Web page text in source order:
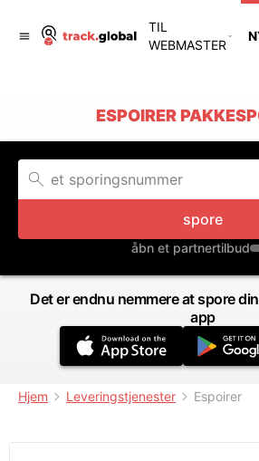
TIL
WEBMASTER
ESPOIRER
spore
åbn et partnertilbud
Det er endnu nemmere at spore
app
Hjem Leveringstjenester Espoirer